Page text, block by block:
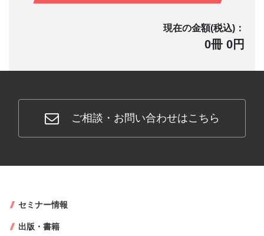
現在の金額(税込)：
0冊 0円
ご相談・お問い合わせはこちら
セミナー情報
出版・書籍